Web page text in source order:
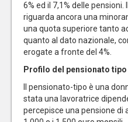
6% ed il 7,1% delle
riguarda ancora una
una quota superiore tanto
quanto al dato nazionale,
erogate a fronte del 4%.
Profilo del pensionato
Il pensionato-tipo è una
stata una lavoratrice
percepisce una pensione di